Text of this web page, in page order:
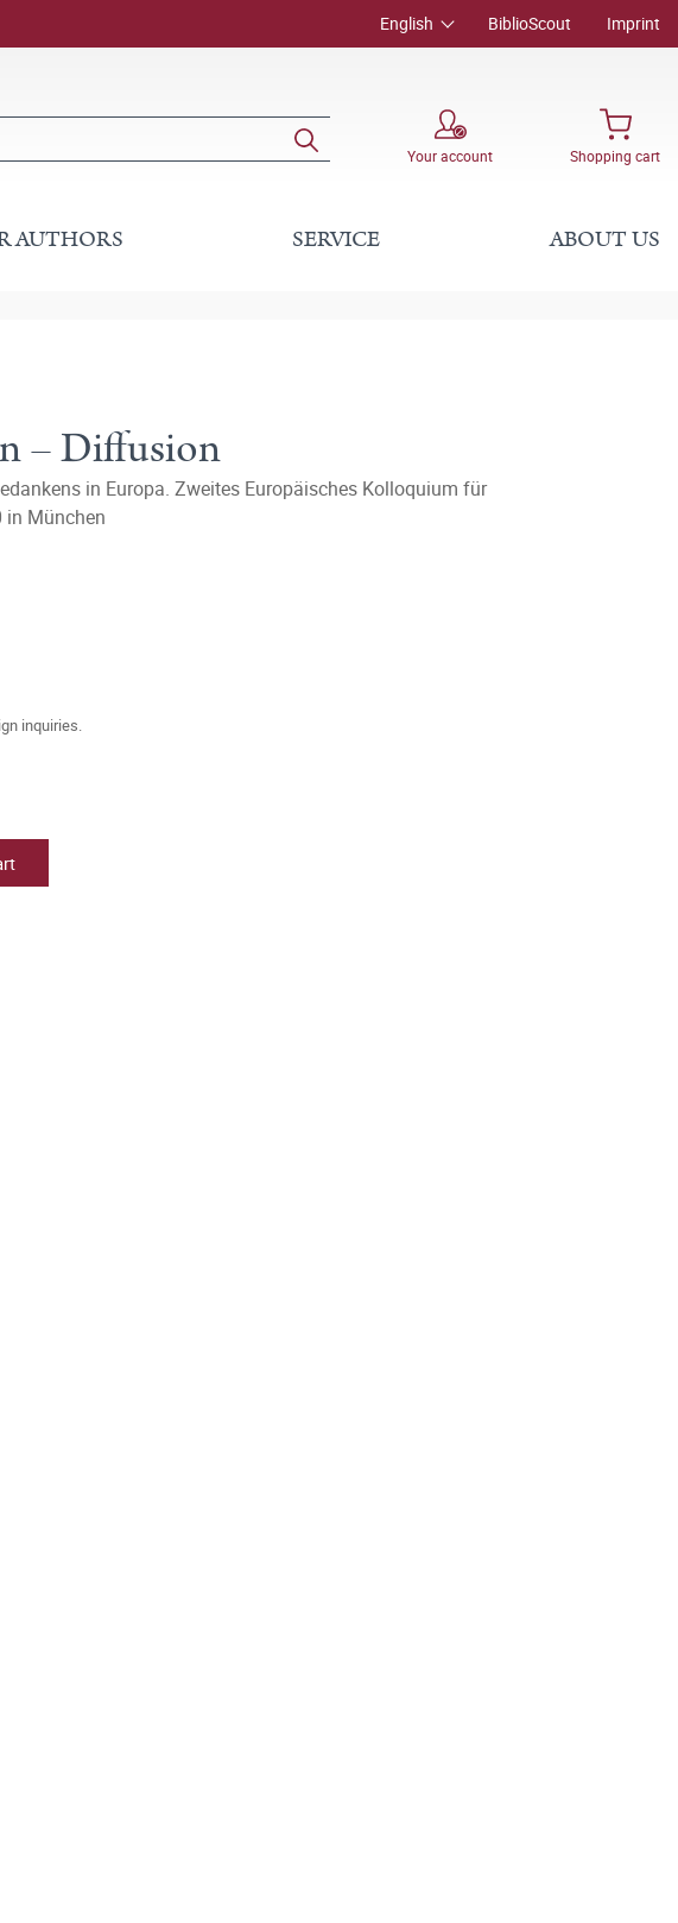
English BiblioScout Imprint
Your account Shopping cart
AUTHORS SERVICE ABOUT US
– Diffusion
in Europa. Zweites Europäisches Kolloquium für
München
inquiries.